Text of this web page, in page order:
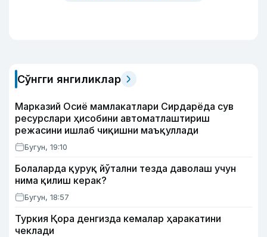
Сўнгги янгиликлар
Марказий Осиё мамлакатлари Сирдарёда сув
ресурслари ҳисобини автоматлаштириш
режасини ишлаб чиқишни маъқуллади
Бугун, 19:10
Болаларда қуруқ йўтални тезда даволаш учун
нима қилиш керак?
Бугун, 18:57
Туркия Қора денгизда кемалар ҳаракатини
чеклади